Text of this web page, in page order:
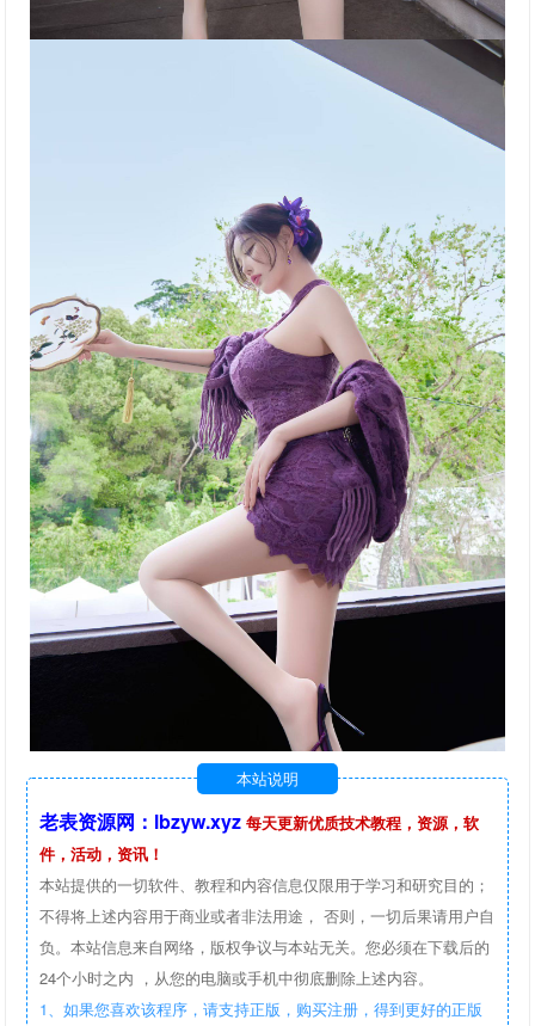
本站说明
老表资源网：lbzyw.xyz 每天更新优质技术教程，资源，软
件，活动，资讯！
本站提供的一切软件、教程和内容信息仅限用于学习和研究目的；
不得将上述内容用于商业或者非法用途， 否则，一切后果请用户自
负。本站信息来自网络，版权争议与本站无关。您必须在下载后的
24个小时之内 ，从您的电脑或手机中彻底删除上述内容。
1、如果您喜欢该程序，请支持正版，购买注册，得到更好的正版